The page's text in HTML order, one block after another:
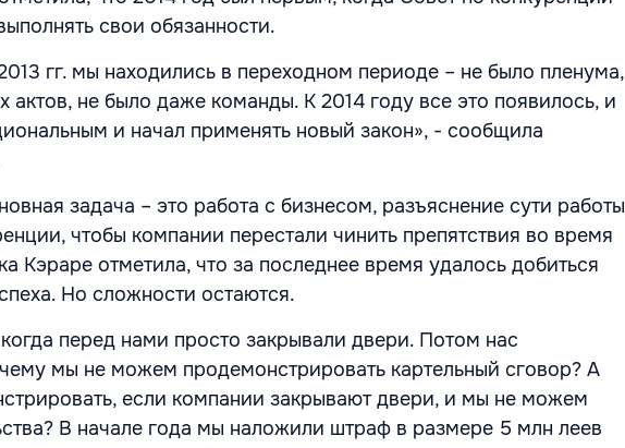
свои обязанности.
гг. мы находились в переходном периоде – не было пленума,
актов, не было даже команды. К 2014 году все это появилось, и
и начал применять новый закон», - сообщила
задача – это работа с бизнесом, разъяснение сути работы
чтобы компании перестали чинить препятствия во время
Кэраре отметила, что за последнее время удалось добиться
Но сложности остаются.
перед нами просто закрывали двери. Потом нас
мы не можем продемонстрировать картельный сговор? А
если компании закрывают двери, и мы не можем
В начале года мы наложили штраф в размере 5 млн леев